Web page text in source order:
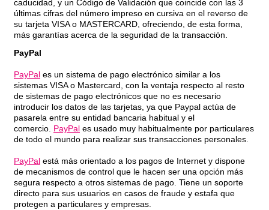
caducidad, y un Código de Validación que coincide con las 3
últimas cifras del número impreso en cursiva en el reverso de
su tarjeta VISA o MASTERCARD, ofreciendo, de esta forma,
más garantías acerca de la seguridad de la transacción.
PayPal
PayPal es un sistema de pago electrónico similar a los
sistemas VISA o Mastercard, con la ventaja respecto al resto
de sistemas de pago electrónicos que no es necesario
introducir los datos de las tarjetas, ya que Paypal actúa de
pasarela entre su entidad bancaria habitual y el
comercio. PayPal es usado muy habitualmente por particulares
de todo el mundo para realizar sus transacciones personales.
PayPal está más orientado a los pagos de Internet y dispone
de mecanismos de control que le hacen ser una opción más
segura respecto a otros sistemas de pago. Tiene un soporte
directo para sus usuarios en casos de fraude y estafa que
protegen a particulares y empresas.